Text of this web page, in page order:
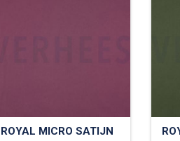
ROYAL MICRO SATIJN